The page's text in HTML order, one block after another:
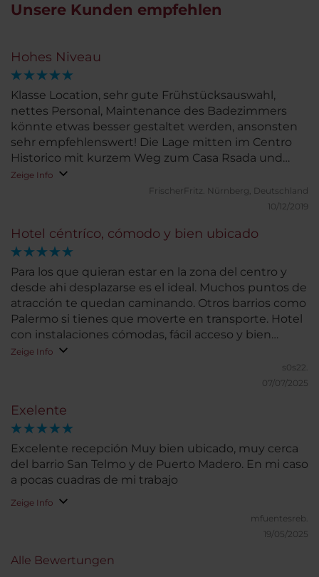
Unsere Kunden empfehlen
Hohes Niveau
Klasse Location, sehr gute Frühstücksauswahl,
nettes Personal, Maintenance des Badezimmers
könnte etwas besser gestaltet werden, ansonsten
sehr empfehlenswert! Die Lage mitten im Centro
Historico mit kurzem Weg zum Casa Rsada und
Beginn des Sonntagsmarktes San Thelmo ist
Zeige Info
FrischerFritz. Nürnberg, Deutschland
10/12/2019
Hotel céntríco, cómodo y bien ubicado
Para los que quieran estar en la zona del centro y
desde ahi desplazarse es el ideal. Muchos puntos de
atracción te quedan caminando. Otros barrios como
Palermo si tienes que moverte en transporte. Hotel
con instalaciones cómodas, fácil acceso y bien
ubicado en la zona céntrica de Buenos Aires
Zeige Info
s0s22.
07/07/2025
Exelente
Excelente recepción Muy bien ubicado, muy cerca
del barrio San Telmo y de Puerto Madero. En mi caso
a pocas cuadras de mi trabajo
Zeige Info
mfuentesreb.
19/05/2025
Alle Bewertungen